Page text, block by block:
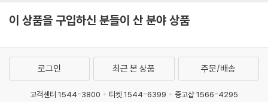
이 상품을 구입하신 분들이 산 분야 상품
로그인 최근 본 상품 주문/배송
고객센터 1544-3800 티켓 1544-6399 중고샵 1566-4295